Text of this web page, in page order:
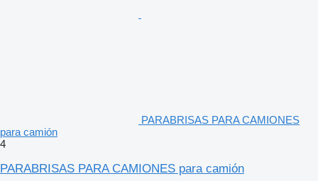
PARABRISAS PARA CAMIONES
para camión
4
PARABRISAS PARA CAMIONES para camión